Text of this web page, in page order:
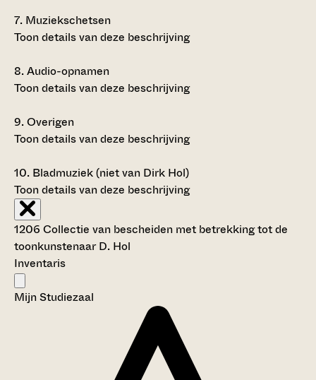
7. Muziekschetsen
Toon details van deze beschrijving
8.Audio-opnamen
Toon details van deze beschrijving
9.Overigen
Toon details van deze beschrijving
10. Bladmuziek (niet van Dirk Hol)
Toon details van deze beschrijving
1206 Collectie van bescheiden met betrekking tot de
toonkunstenaar D. Hol
Inventaris
Mijn Studiezaal